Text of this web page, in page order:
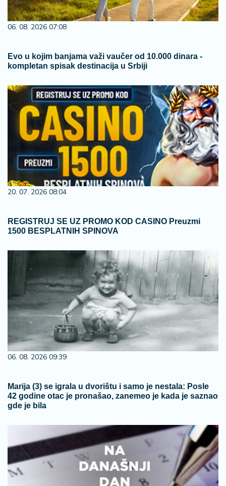
06. 08. 2026 07:08
Evo u kojim banjama važi vaučer od 10.000 dinara -
kompletan spisak destinacija u Srbiji
20. 07. 2026 08:04
REGISTRUJ SE UZ PROMO KOD CASINO Preuzmi
1500 BESPLATNIH SPINOVA
06. 08. 2026 09:39
Marija (3) se igrala u dvorištu i samo je nestala: Posle
42 godine otac je pronašao, zanemeo je kada je saznao
gde je bila